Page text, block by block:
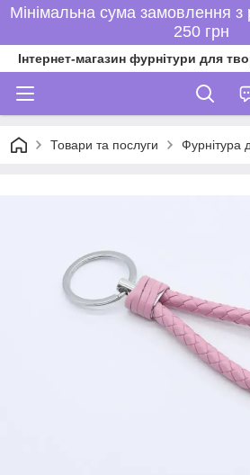
Мінімальна сума замовлення з
250 грн
Інтернет-магазин фурнітури для
Товари та послуги Фурнітура